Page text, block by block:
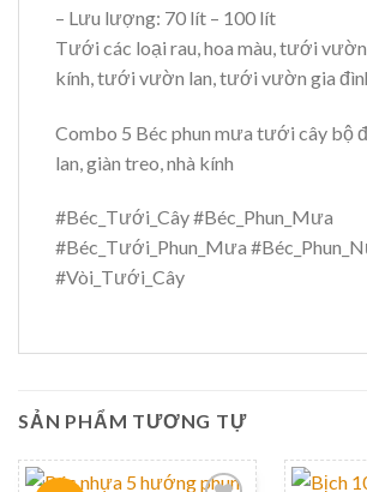
– Lưu lượng: 70 lít – 100 lít
Tưới các loại rau, hoa màu, tưới
kính, tưới vườn lan, tưới vườn gia
Combo 5 Béc phun mưa tưới cây bộ
lan, giàn treo, nhà kính
#Béc_Tưới_Cây #Béc_Phun_Mưa
#Béc_Tưới_Phun_Mưa
#Vòi_Tưới_Cây
SẢN PHẨM TƯƠNG TỰ